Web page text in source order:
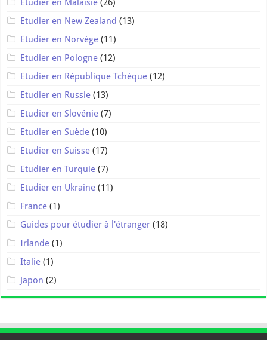
Etudier en Malaisie (26)
Etudier en New Zealand (13)
Etudier en Norvège (11)
Etudier en Pologne (12)
Etudier en République Tchèque (12)
Etudier en Russie (13)
Etudier en Slovénie (7)
Etudier en Suède (10)
Etudier en Suisse (17)
Etudier en Turquie (7)
Etudier en Ukraine (11)
France (1)
Guides pour étudier à l'étranger (18)
Irlande (1)
Italie (1)
Japon (2)